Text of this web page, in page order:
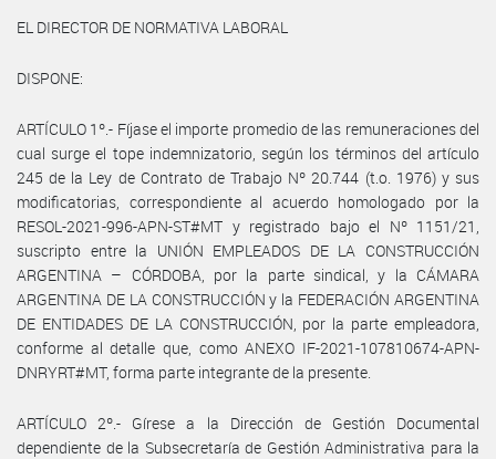
EL DIRECTOR DE NORMATIVA LABORAL
DISPONE:
ARTÍCULO 1º.- Fíjase el importe promedio de las remuneraciones del
cual surge el tope indemnizatorio, según los términos del artículo
245 de la Ley de Contrato de Trabajo Nº 20.744 (t.o. 1976) y sus
modificatorias, correspondiente al acuerdo homologado por la
RESOL-2021-996-APN-ST#MT y registrado bajo el Nº 1151/21,
suscripto entre la UNIÓN EMPLEADOS DE LA CONSTRUCCIÓN
ARGENTINA – CÓRDOBA, por la parte sindical, y la CÁMARA
ARGENTINA DE LA CONSTRUCCIÓN y la FEDERACIÓN ARGENTINA
DE ENTIDADES DE LA CONSTRUCCIÓN, por la parte empleadora,
conforme al detalle que, como ANEXO IF-2021-107810674-APN-
DNRYRT#MT, forma parte integrante de la presente.
ARTÍCULO 2º.- Gírese a la Dirección de Gestión Documental
dependiente de la Subsecretaría de Gestión Administrativa para la